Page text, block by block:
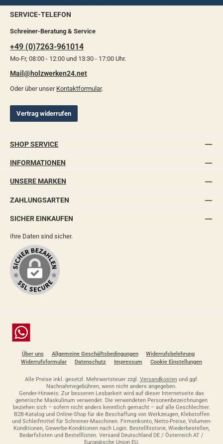
SERVICE-TELEFON
Schreiner-Beratung & Service
+49 (0)7263-961014
Mo-Fr, 08:00 - 12:00 und 13:30 - 17:00 Uhr.
Mail@holzwerken24.net
Oder über unser Kontaktformular.
Vertrag widerrufen
SHOP SERVICE
INFORMATIONEN
UNSERE MARKEN
ZAHLUNGSARTEN
SICHER EINKAUFEN
Ihre Daten sind sicher.
Chat
Über uns Allgemeine Geschäftsbedingungen
Widerrufsbelehrung
Widerrufsformular
Datenschutz Impressum Cookie Einstellungen
Alle Preise inkl. gesetzl. Mehrwertsteuer zzgl. Versandkostenund ggf.
Nachnahmegebühren, wenn nicht anders angegeben.
Gender-Hinweis: Zur besseren Lesbarkeit wird auf dieser Internetseite das
generische Maskulinum verwendet. Die verwendeten Personenbezeichnungen
beziehen sich – sofern nicht anders kenntlich gemacht – auf alle Geschlechter.
B2B-Katalog und Online-Shop für die Beschaffung von Werkzeugen, Klebstoffen
und Schleifmittel für Schreiner-Maschinen. Firmenkonto, Netto-Preise, Volumen-
Konditionen, Gewerbe-Konditionen nach Login. Bestellhistorie, Wiederbestellen,
Bedarfslisten und Bestelllisten. Versand Deutschland DE / Österreich AT /
Europäische Union EU.